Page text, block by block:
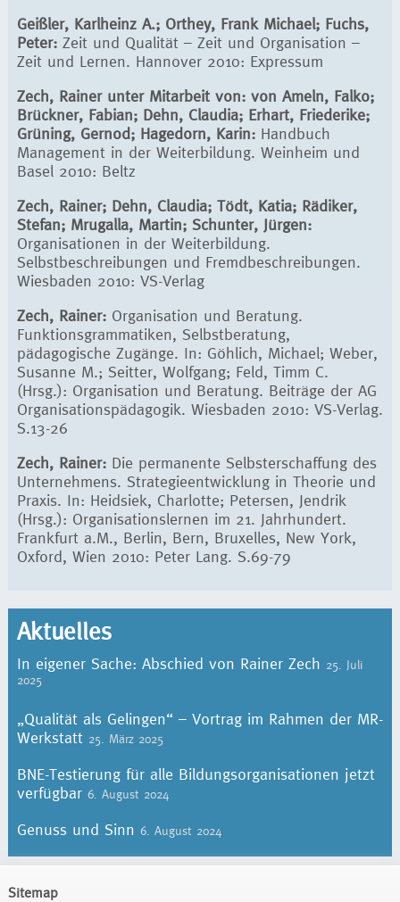
Geißler, Karlheinz A.; Orthey, Frank Michael; Fuchs,
Peter:Zeit und Qualität – Zeit und Organisation –
Zeit und Lernen. Hannover 2010: Expressum
Zech, Rainer unter Mitarbeit von: von Ameln, Falko;
Brückner, Fabian; Dehn, Claudia; Erhart, Friederike;
Grüning, Gernod; Hagedorn, Karin:Handbuch
Management in der Weiterbildung. Weinheim und
Basel 2010: Beltz
Zech, Rainer; Dehn, Claudia; Tödt, Katia; Rädiker,
Stefan; Mrugalla, Martin; Schunter, Jürgen:
Organisationen in der Weiterbildung.
Selbstbeschreibungen und Fremdbeschreibungen.
Wiesbaden 2010: VS-Verlag
Zech, Rainer:Organisation und Beratung.
Funktionsgrammatiken, Selbstberatung,
pädagogische Zugänge. In: Göhlich, Michael; Weber,
Susanne M.; Seitter, Wolfgang; Feld, Timm C.
(Hrsg.): Organisation und Beratung. Beiträge der AG
Organisationspädagogik. Wiesbaden 2010: VS-Verlag.
S.13-26
Zech, Rainer:Die permanente Selbsterschaffung des
Unternehmens. Strategieentwicklung in Theorie und
Praxis. In: Heidsiek, Charlotte; Petersen, Jendrik
(Hrsg.): Organisationslernen im 21. Jahrhundert.
Frankfurt a.M., Berlin, Bern, Bruxelles, New York,
Oxford, Wien 2010: Peter Lang. S.69-79
Aktuelles
In eigener Sache: Abschied von Rainer Zech 25. Juli
2025
„Qualität als Gelingen“ – Vortrag im Rahmen der MR-
Werkstatt 25. März 2025
BNE-Testierung für alle Bildungsorganisationen jetzt
verfügbar 6. August 2024
Genuss und Sinn 6. August 2024
Sitemap